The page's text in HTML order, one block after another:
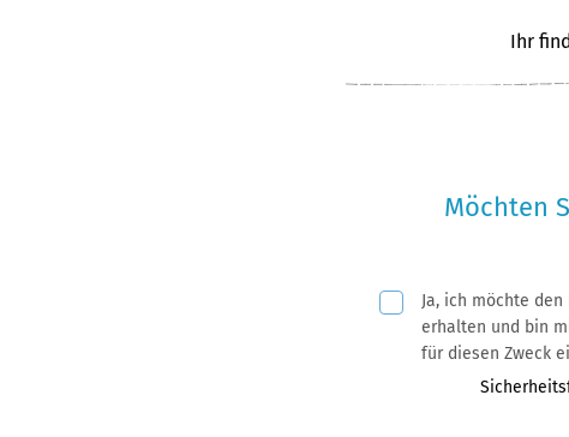
Ihr
Möchten
PflichtfeldJa, ich möchte
erhalten und bin mit der Nutzung meiner Daten
für diesen Zweck
Pflichtfeld